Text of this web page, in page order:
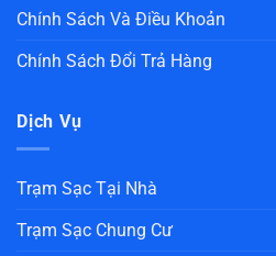
Chính Sách Và Điều Khoản
Chính Sách Đổi Trả Hàng
Dịch Vụ
Trạm Sạc Tại Nhà
Trạm Sạc Chung Cư